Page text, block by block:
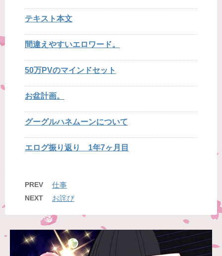
テキスト本文
間違えやすいエロワード。
50万PVのマインドセット
お盆計画。
グーグルハネムーンについて
エログ振り返り 1年7ヶ月目
PREV 仕事
NEXT お詫び